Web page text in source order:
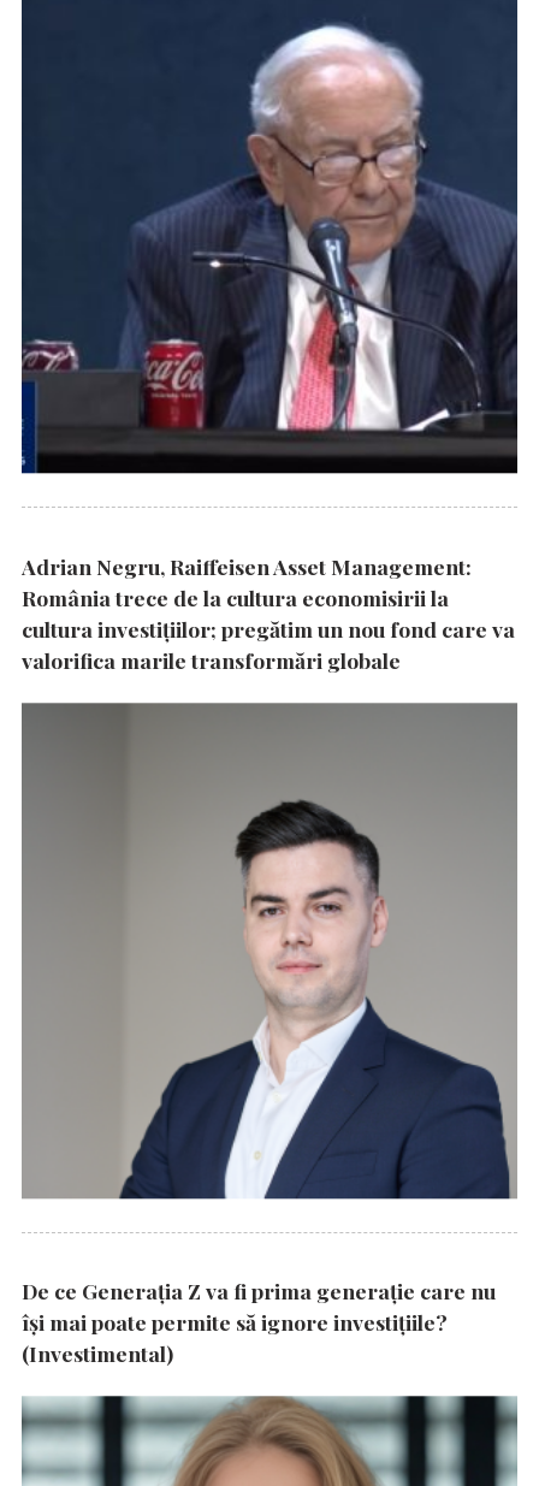
Adrian Negru, Raiffeisen Asset Management:
România trece de la cultura economisirii la
cultura investițiilor; pregătim un nou fond care va
valorifica marile transformări globale
De ce Generația Z va fi prima generație care nu
își mai poate permite să ignore investițiile?
(Investimental)